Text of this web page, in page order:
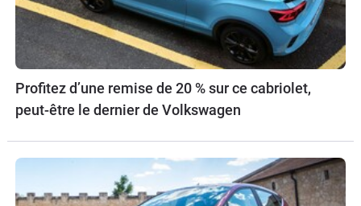
Profitez d’une remise de 20 % sur ce cabriolet,
peut-être le dernier de Volkswagen